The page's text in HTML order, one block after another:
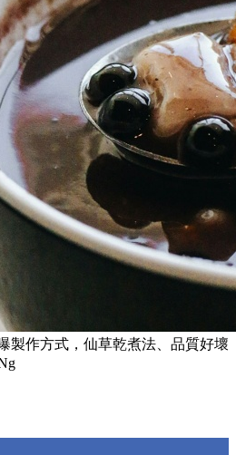
製作方式，仙草乾煮法、品質好壞